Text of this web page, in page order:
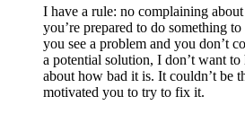
I have a rule: no complaining
you’re prepared to do something
you see a problem and you don’t
a potential solution, I don’t want
about how bad it is. It couldn’t be
motivated you to try to fix it.